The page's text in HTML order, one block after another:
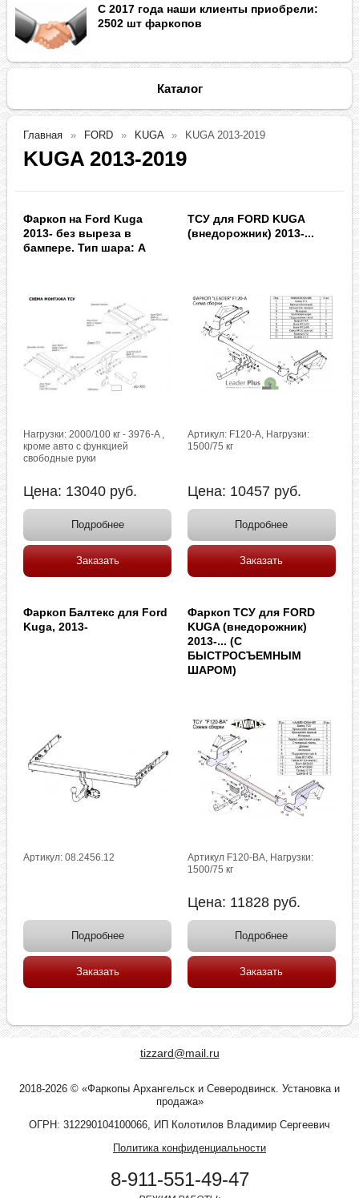
С 2017 года наши клиенты приобрели:
2502 шт фаркопов
Каталог
Главная FORD KUGA KUGA 2013-2019
KUGA 2013-2019
Фаркоп на Ford Kuga
2013- без выреза в
бампере. Тип шара: A
Нагрузки: 2000/100 кг - 3976-A ,
кроме авто с функцией
свободные руки
Цена: 13040 руб.
Подробнее
Заказать
ТСУ для FORD KUGA
(внедорожник) 2013-...
Артикул: F120-A, Нагрузки:
1500/75 кг
Цена: 10457 руб.
Подробнее
Заказать
Фаркоп Балтекс для Ford
Kuga, 2013-
Артикул: 08.2456.12
Подробнее
Заказать
Фаркоп ТСУ для FORD
KUGA (внедорожник)
2013-... (С
БЫСТРОСЪЕМНЫМ
ШАРОМ)
Артикул F120-BA, Нагрузки:
1500/75 кг
Цена: 11828 руб.
Подробнее
Заказать
tizzard@mail.ru
2018-2026 © «Фаркопы Архангельск и Северодвинск. Установка и
продажа»
ОГРН: 312290104100066, ИП Колотилов Владимир Сергеевич
Политика конфиденциальности
8-911-551-49-47